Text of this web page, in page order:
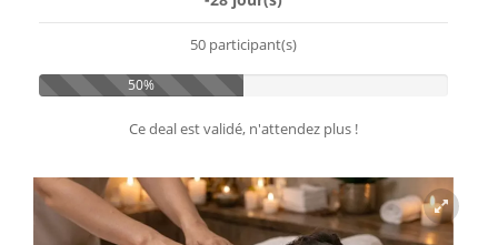
50 participant(s)
50%
Ce deal est validé, n'attendez plus !